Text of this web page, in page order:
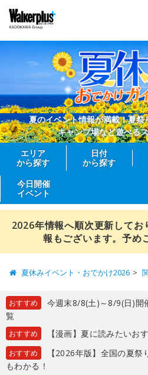
夏のイベント情報が満載！夏
キャンプ場など遊べる
エリア
から探す
日付
から探す
今日開催
イベント
2026年情報へ順次更新して
報もございます。予め
夏休みイベント・おでかけ2026
おすすめ
今週末8/8(土)～8/9(日)開
覧
おすすめ 【漫画】夏に読みたいお
おすすめ
【2026年版】全国の夏
もわかる！